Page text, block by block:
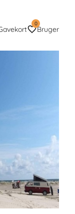
0
Bruger